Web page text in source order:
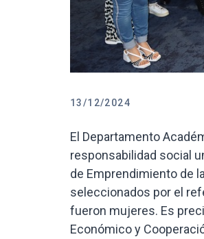
13/12/2024
El Departamento
responsabilidad social
de Emprendimiento de
seleccionados por el
fueron mujeres. Es
Económico y